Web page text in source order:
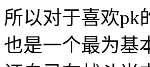
所以对于喜欢pk
也是一个最为基